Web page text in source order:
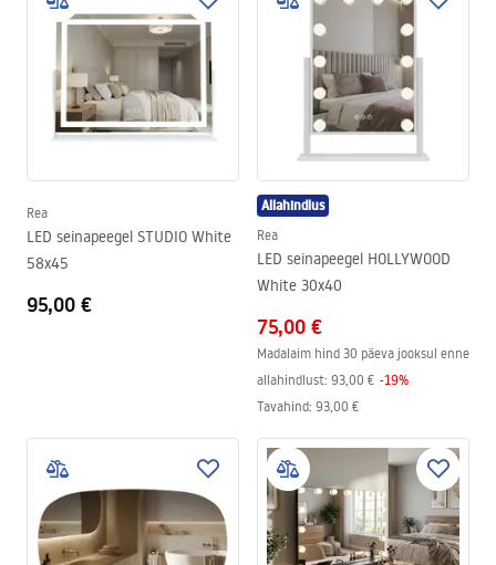
Rea
LED seinapeegel STUDIO White
58x45
95,00 €
Allahindlus
Rea
LED seinapeegel HOLLYWOOD
White 30x40
75,00 €
Madalaim hind 30 päeva jooksul enne
allahindlust: 93,00 € -19%
Tavahind: 93,00 €